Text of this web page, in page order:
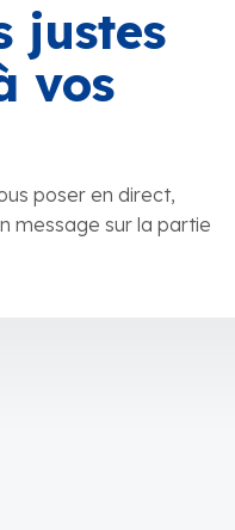
justes
vos
poser en direct,
message sur la partie